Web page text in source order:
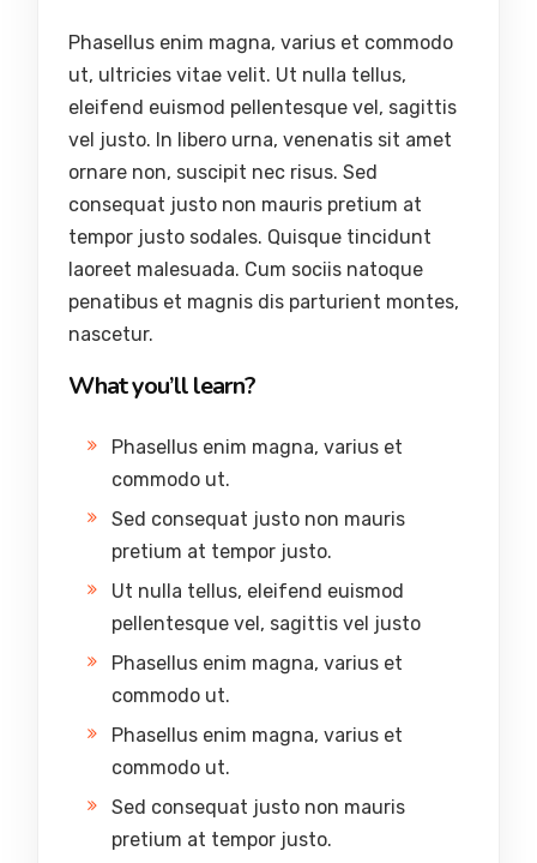
Phasellus enim magna, varius et commodo
ut, ultricies vitae velit. Ut nulla tellus,
eleifend euismod pellentesque vel, sagittis
vel justo. In libero urna, venenatis sit amet
ornare non, suscipit nec risus. Sed
consequat justo non mauris pretium at
tempor justo sodales. Quisque tincidunt
laoreet malesuada. Cum sociis natoque
penatibus et magnis dis parturient montes,
nascetur.
What you’ll learn?
Phasellus enim magna, varius et
commodo ut.
Sed consequat justo non mauris
pretium at tempor justo.
Ut nulla tellus, eleifend euismod
pellentesque vel, sagittis vel justo
Phasellus enim magna, varius et
commodo ut.
Phasellus enim magna, varius et
commodo ut.
Sed consequat justo non mauris
pretium at tempor justo.